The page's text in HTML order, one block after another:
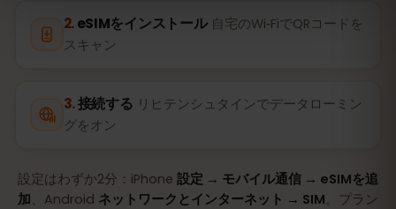
eSIMをインストール 自宅のWi‑FiでQRコードを
スキャン
接続する リヒテンシュタインでデータローミン
グをオン
設定はわずか2分：iPhone 設定 → モバイル通信 → eSIMを追
加、Android ネットワークとインターネット → SIM 。プラン